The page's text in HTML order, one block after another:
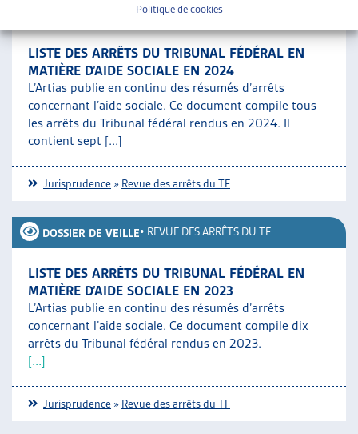
Politique de cookies
DOSSIER DE VEILLE•REVUE DES ARRÊTS DU TF
LISTE DES ARRÊTS DU TRIBUNAL FÉDÉRAL EN
MATIÈRE D’AIDE SOCIALE EN 2024
L’Artias publie en continu des résumés d’arrêts
concernant l’aide sociale. Ce document compile tous
les arrêts du Tribunal fédéral rendus en 2024. Il
contient sept [...]
Jurisprudence » Revue des arrêts du TF
DOSSIER DE VEILLE• REVUE DES ARRÊTS DU TF
LISTE DES ARRÊTS DU TRIBUNAL FÉDÉRAL EN
MATIÈRE D’AIDE SOCIALE EN 2023
L’Artias publie en continu des résumés d’arrêts
concernant l’aide sociale. Ce document compile dix
arrêts du Tribunal fédéral rendus en 2023.
[...]
Jurisprudence » Revue des arrêts du TF